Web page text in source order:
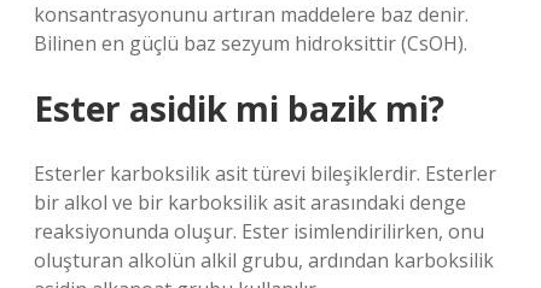
konsantrasyonunu artıran maddelere baz denir.
Bilinen en güçlü baz sezyum hidroksittir (CsOH).
Ester asidik mi bazik mi?
Esterler karboksilik asit türevi bileşiklerdir. Esterler
bir alkol ve bir karboksilik asit arasındaki denge
reaksiyonunda oluşur. Ester isimlendirilirken, onu
oluşturan alkolün alkil grubu, ardından karboksilik